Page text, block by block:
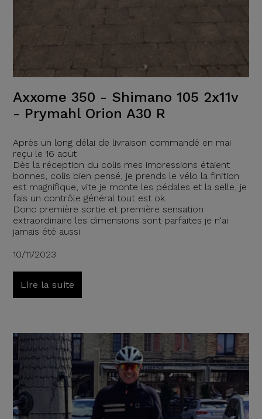
Axxome 350 - Shimano 105 2x11v
- Prymahl Orion A30 R
Après un long délai de livraison commandé en mai
reçu le 16 aout
Dès la réception du colis mes impressions étaient
bonnes, colis bien pensé, je prends le vélo la finition
est magnifique, vite je monte les pédales et la selle, je
fais un contrôle général tout est ok.
Donc première sortie et première sensation
extraordinaire les dimensions sont parfaites je n'ai
jamais été aussi
10/11/2023
Lire la suite